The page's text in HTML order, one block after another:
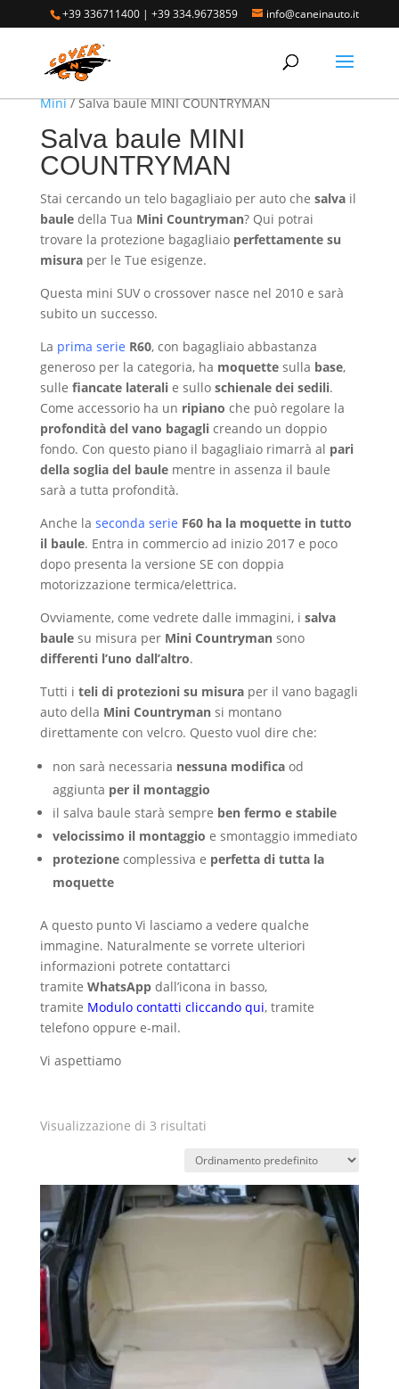
+39 336711400 |+39 334.9673859 info@caneinauto.it
Home/SALVA BAULE - Vasca Telo Copribaule
Auto/SALVA BAULE MINI - Vasca salva bagagliaio
Mini/ Salva baule MINI COUNTRYMAN
Salva baule MINI
COUNTRYMAN
Stai cercando un telo bagagliaio per auto che salva il
bauledella Tua Mini Countryman? Qui potrai
trovare la protezione bagagliaio perfettamente su
misuraper le Tue esigenze.
Questa mini SUV o crossover nasce nel 2010 e sarà
subito un successo.
La prima serie R60, con bagagliaio abbastanza
generoso per la categoria, ha moquettesulla base,
sulle fiancate lateralie sullo schienale dei sedili.
Come accessorio ha un ripiano che può regolare la
profondità del vano bagaglicreando un doppio
fondo. Con questo piano il bagagliaio rimarrà al pari
della soglia del baulementre in assenza il baule
sarà a tutta profondità.
Anche la seconda serie F60 ha la moquette in tutto
il baule. Entra in commercio ad inizio 2017 e poco
dopo presenta la versione SE con doppia
motorizzazione termica/elettrica.
Ovviamente, come vedrete dalle immagini, i salva
baulesu misura per Mini Countrymansono
differenti l’uno dall’altro.
Tutti i teli di protezioni su misuraper il vano bagagli
auto della Mini Countrymansi montano
direttamente con velcro. Questo vuol dire che:
non sarà necessaria nessuna modificaod
aggiunta per il montaggio
il salva baule starà sempre ben fermo e stabile
velocissimo il montaggio e smontaggio immediato
protezionecomplessiva e perfetta di tutta la
moquette
A questo punto Vi lasciamo a vedere qualche
immagine. Naturalmente se vorrete ulteriori
informazioni potrete contattarci
tramite WhatsAppdall’icona in basso,
tramite Modulo contatti cliccando qui, tramite
telefono oppure e-mail.
Vi aspettiamo
Visualizzazione di 3 risultati